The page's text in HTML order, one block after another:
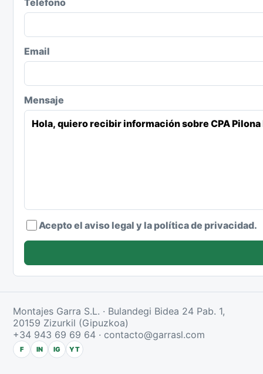
Teléfono
Email
Mensaje
Acepto el aviso legal y la política de privacidad.
Montajes Garra S.L. · Bulandegi Bidea 24 Pab. 1,
20159 Zizurkil (Gipuzkoa)
+34 943 69 69 64 · contacto@garrasl.com
F IN IG YT